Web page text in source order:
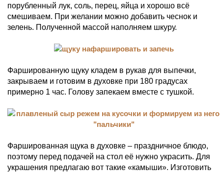
порубленный лук, соль, перец, яйца и хорошо всё
смешиваем. При желании можно добавить чеснок и
зелень. Полученной массой наполняем шкуру.
Фаршированную щуку кладем в рукав для выпечки,
закрываем и готовим в духовке при 180 градусах
примерно 1 час. Голову запекаем вместе с тушкой.
Фаршированная щука в духовке – праздничное блюдо,
поэтому перед подачей на стол её нужно украсить. Для
украшения предлагаю вот такие «камыши». Изготовить